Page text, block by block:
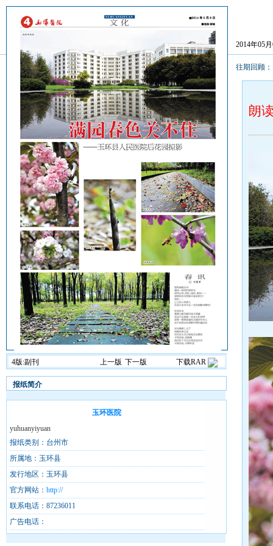
4版:副刊 上一版 下一版 下载RAR
报纸简介
玉环医院
yuhuanyiyuan
报纸类别：台州市
所属地：玉环县
发行地区：玉环县
官方网站： http://
联系电话：87236011
广告电话：
2014年05
往期回顾
朗